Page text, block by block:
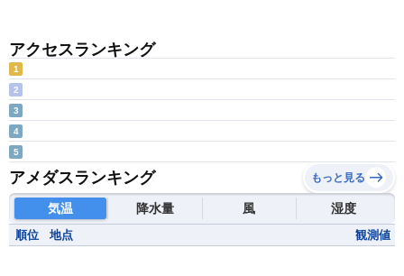
アクセスランキング
1
2
3
4
5
アメダスランキング もっと見る
気温 降水量 風 湿度
順位 地点 観測値